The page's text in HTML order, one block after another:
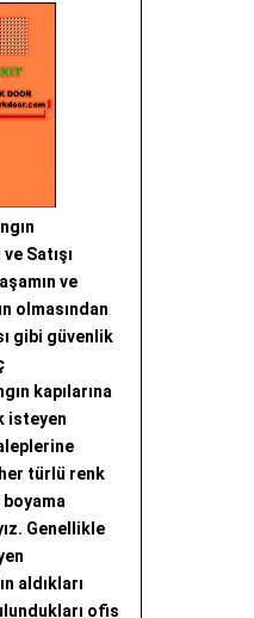
Satışı
ve
olmasından
gibi güvenlik
kapılarına
isteyen
türlü renk
Genellikle
aldıkları
ofis